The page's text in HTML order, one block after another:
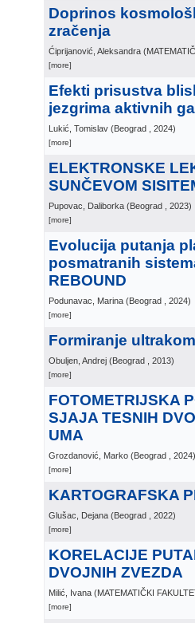
Doprinos
zračenja
Ćiprijanović, Aleksandra (
[more]
Efekti prisustva
jezgrima aktivnih
Lukić, Tomislav (Beograd , 2024)
[more]
ELEKTRONSKE
SUNČEVOM
Pupovac, Daliborka (Beograd , 2023)
[more]
Evolucija putanja
posmatranih
REBOUND
Podunavac, Marina (Beograd , 2024)
[more]
Formiranje
Obuljen, Andrej (Beograd , 2013)
[more]
FOTOMETRIJSKA
SJAJA TESNIH
UMA
Grozdanović, Marko (Beograd , 2024)
[more]
KARTOGRAFSKA
Glušac, Dejana (Beograd , 2022)
[more]
KORELACIJE
DVOJNIH ZVEZDA
Milić, Ivana (MATEMATIČKI
[more]